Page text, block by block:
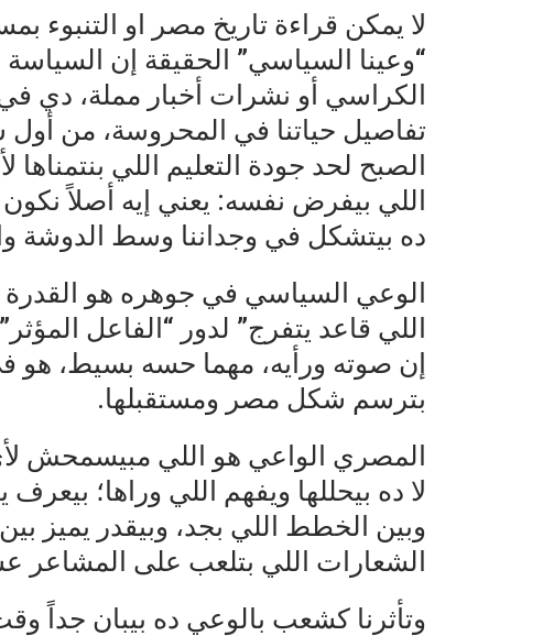
لا يمكن قراءة تاريخ مصر او
“وعينا السياسي” الحقيقة إن
الكراسي أو نشرات أخبار مملة، دي
تفاصيل حياتنا في المحروسة، من
الصبح لحد جودة التعليم اللي
اللي بيفرض نفسه: يعني إيه أصلاً
ده بيتشكل في وجداننا وسط الدوشة
الوعي السياسي في جوهره هو القدرة
اللي قاعد يتفرج” لدور “الفاعل
إن صوته ورأيه، مهما حسه بسيط، هو
بترسم شكل مصر ومستقبلها.
المصري الواعي هو اللي مبيسمحش
لا ده بيحللها ويفهم اللي وراها؛
وبين الخطط اللي بجد، وبيقدر يميز
الشعارات اللي بتلعب على
وتأثرنا كشعب بالوعي ده بيبان جداً